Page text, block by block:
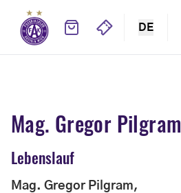
DE
Mag. Gregor Pilgram
Lebenslauf
Mag. Gregor Pilgram,